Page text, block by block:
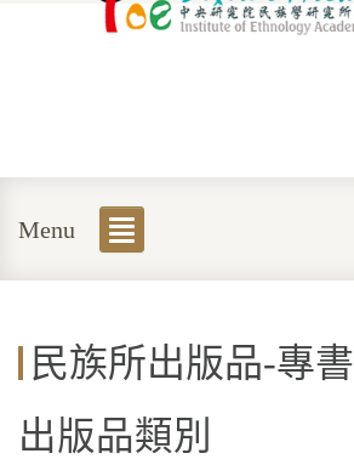
Menu
民族所出版品-專書
出版品類別